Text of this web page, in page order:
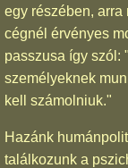
egy részében,
cégnél érvényes
passzusa így szól:
személyeknek
kell számolniuk."
Hazánk
találkozunk a